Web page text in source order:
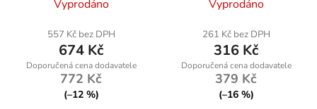
Vyprodáno
557 Kč bez DPH
674 Kč
772 Kč
(–12 %)
Vyprodáno
261 Kč bez DPH
316 Kč
379 Kč
(–16 %)